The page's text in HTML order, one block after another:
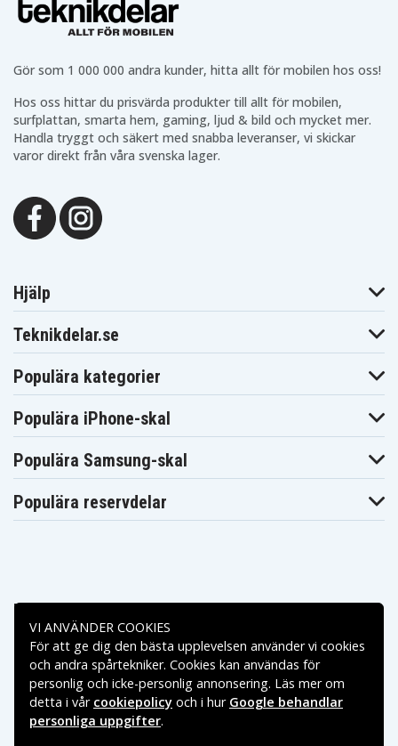
Gör som 1 000 000 andra kunder, hitta allt för mobilen hos oss!
Hos oss hittar du prisvärda produkter till allt för mobilen,
surfplattan, smarta hem, gaming, ljud & bild och mycket mer.
Handla tryggt och säkert med snabba leveranser, vi skickar
varor direkt från våra svenska lager.
Hjälp
Teknikdelar.se
Populära kategorier
Populära iPhone-skal
Populära Samsung-skal
Populära reservdelar
Betalningsalternativ
Leveransalternativ
VI ANVÄNDER COOKIES
För att ge dig den bästa upplevelsen använder vi cookies
och andra spårtekniker. Cookies kan användas för
personlig och icke-personlig annonsering. Läs mer om
detta i vår cookiepolicy och i hur Google behandlar
personliga uppgifter.